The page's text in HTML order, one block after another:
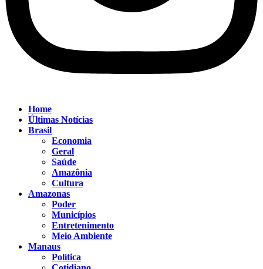
Home
Últimas Notícias
Brasil
Economia
Geral
Saúde
Amazônia
Cultura
Amazonas
Poder
Municípios
Entretenimento
Meio Ambiente
Manaus
Política